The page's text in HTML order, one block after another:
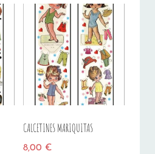
CALCETINES MARIQUITAS
8,00 €